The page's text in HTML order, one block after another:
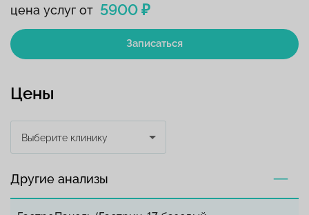
цена услуг от 5900 ₽
Записаться
Цены
Выберите клинику
Другие анализы